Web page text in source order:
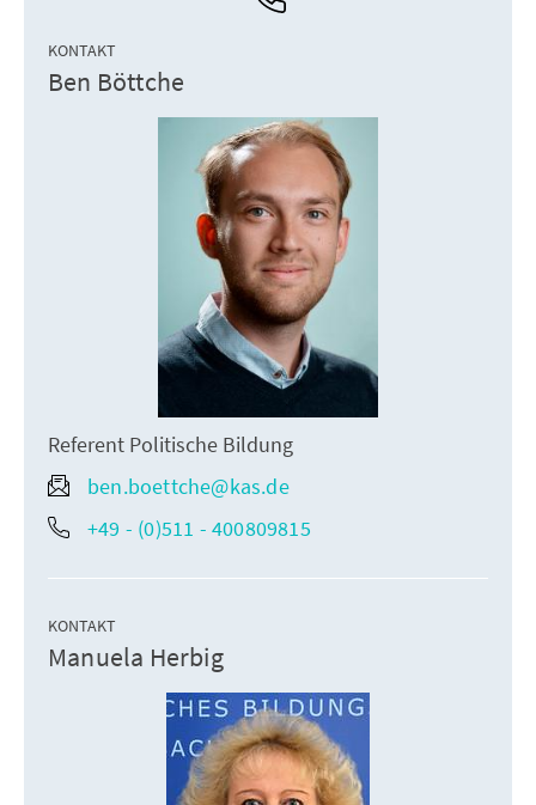
KONTAKT
Ben Böttche
Referent Politische Bildung
ben.boettche@kas.de
+49 - (0)511 - 400809815
KONTAKT
Manuela Herbig